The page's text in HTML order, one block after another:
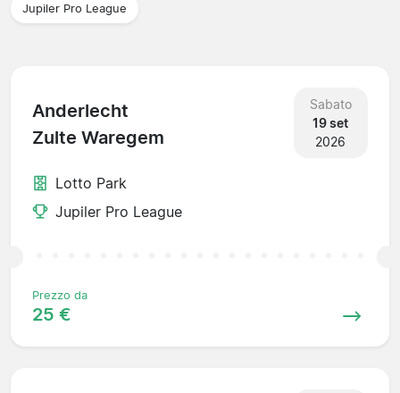
Jupiler Pro League
Anderlecht
Zulte Waregem
Sabato
19 set
2026
Lotto Park
Jupiler Pro League
Prezzo da
25 €